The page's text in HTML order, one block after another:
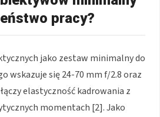
pracy?
jako zestaw minimalny do
wskazuje się 24-70 mm f/2.8 oraz
elastyczność kadrowania z
momentach [2]. Jako